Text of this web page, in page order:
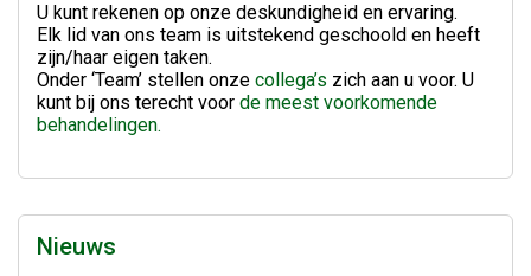
U kunt rekenen op onze deskundigheid en ervaring.
Elk lid van ons team is uitstekend geschoold en heeft
zijn/haar eigen taken.
Onder ‘Team’ stellen onze collega’s zich aan u voor. U
kunt bij ons terecht voor de meest voorkomende
behandelingen.
Nieuws